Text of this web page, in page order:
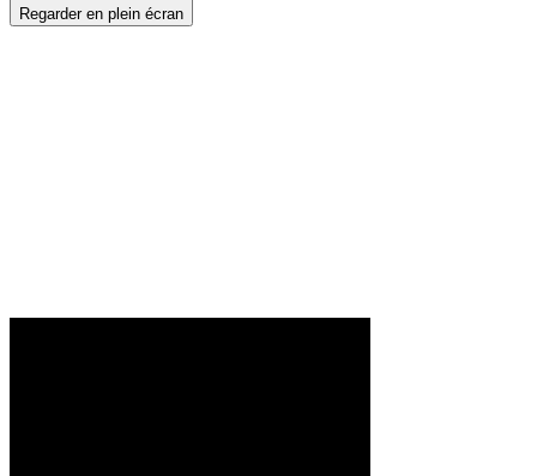
Regarder en plein écran